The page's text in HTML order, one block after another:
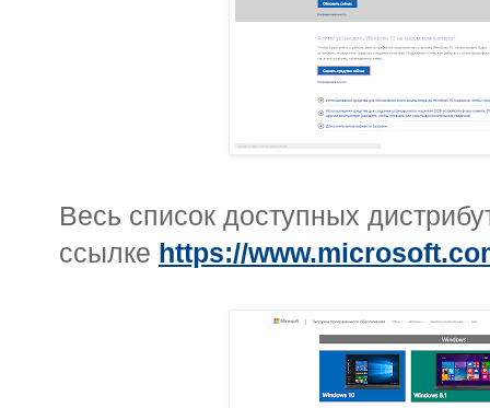
Весь список доступных
ссылке https://